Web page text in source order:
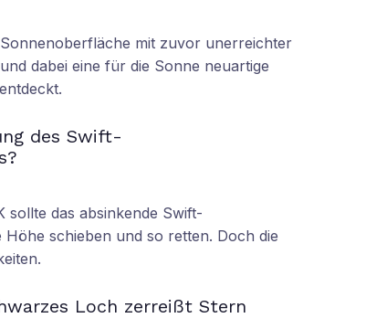
mit zuvor unerreichter
dabei eine für die Sonne neuartige
des Swift-
sollte das absinkende Swift-
Höhe schieben und so retten. Doch die
Loch zerreißt Stern